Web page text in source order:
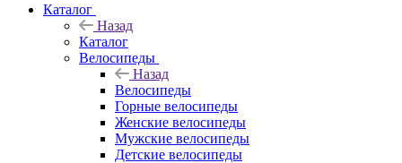
Каталог
Назад
Каталог
Велосипеды
Назад
Велосипеды
Горные велосипеды
Женские велосипеды
Мужские велосипеды
Детские велосипеды